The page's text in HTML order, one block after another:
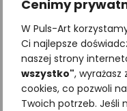
Cenimy
W Puls-Art
Ci najlepsze
naszej strony
wszystko", wyrażasz
cookies, co pozwoli
Twoich potrzeb. Jeśli